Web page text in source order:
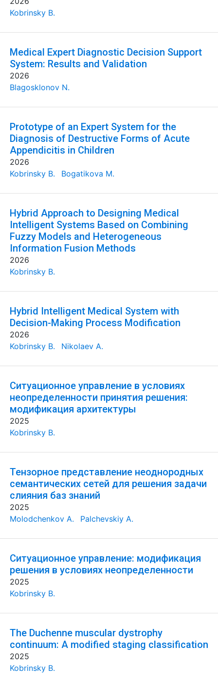
Kobrinsky B.
Medical Expert Diagnostic Decision Support
System: Results and Validation
2026
Blagosklonov N.
Prototype of an Expert System for the
Diagnosis of Destructive Forms of Acute
Appendicitis in Children
2026
Kobrinsky B.
Bogatikova M.
Hybrid Approach to Designing Medical
Intelligent Systems Based on Combining
Fuzzy Models and Heterogeneous
Information Fusion Methods
2026
Kobrinsky B.
Hybrid Intelligent Medical System with
Decision-Making Process Modification
2026
Kobrinsky B.
Nikolaev A.
Ситуационное управление в условиях
неопределенности принятия решения:
модификация архитектуры
2025
Kobrinsky B.
Тензорное представление неоднородных
семантических сетей для решения задачи
слияния баз знаний
2025
Molodchenkov A.
Palchevskiy A.
Ситуационное управление: модификация
решения в условиях неопределенности
2025
Kobrinsky B.
The Duchenne muscular dystrophy
continuum: A modified staging classification
2025
Kobrinsky B.